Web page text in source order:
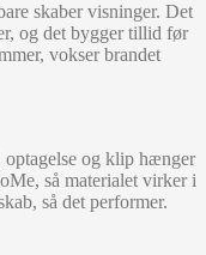
skaber visninger. Det
og det bygger tillid før
vokser brandet
optagelse og klip hænger
så materialet virker i
så det performer.